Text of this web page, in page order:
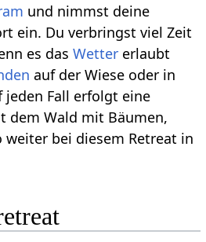
und nimmst deine
ein. Du verbringst viel Zeit
es dasWetter erlaubt
auf der Wiese oder in
Fall erfolgt eine
dem Wald mit Bäumen,
weiter bei diesem Retreat in